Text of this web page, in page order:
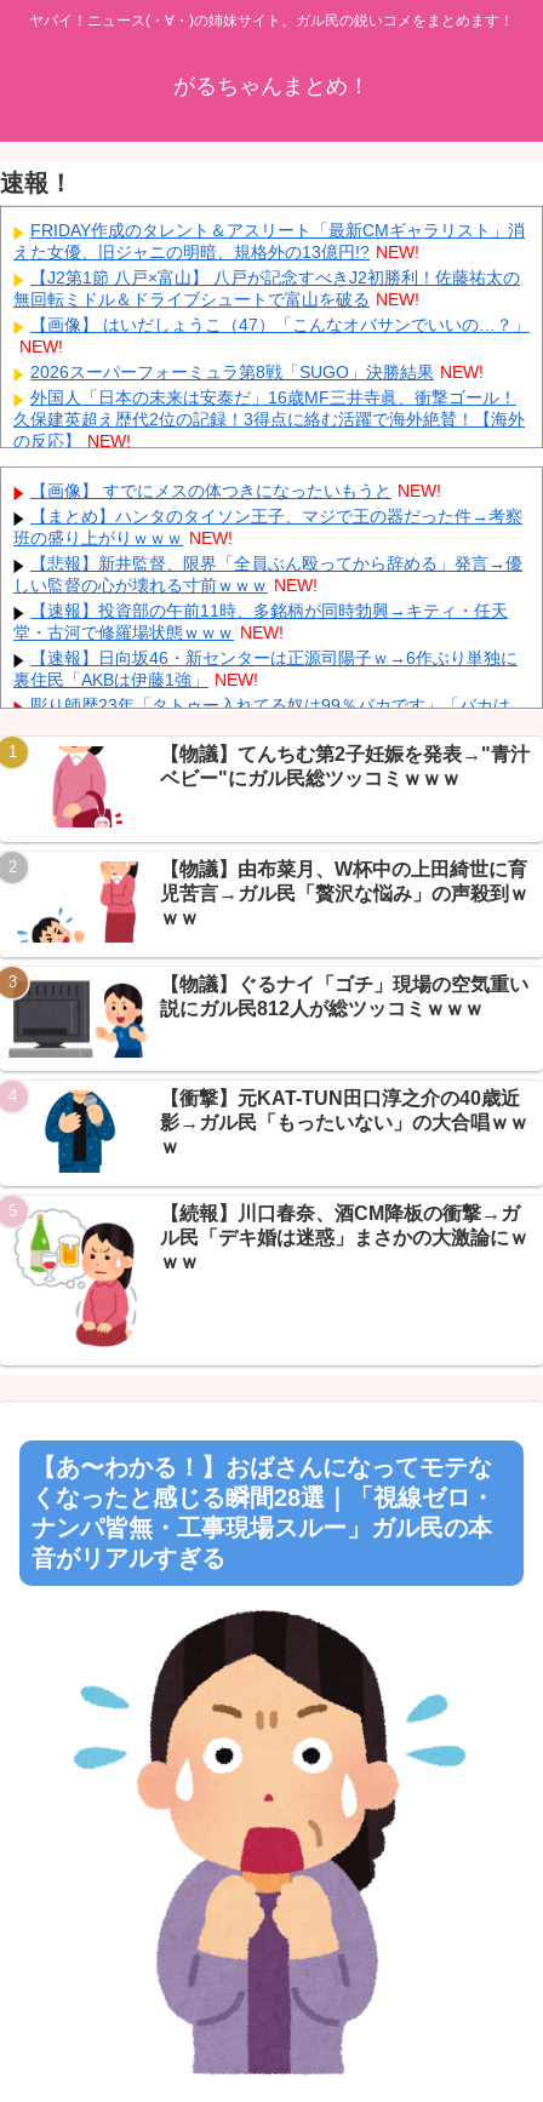
ヤバイ！ニュース(・∀・)の姉妹サイト。ガル民の鋭いコメをまとめます！
がるちゃんまとめ！
速報！
FRIDAY作成のタレント＆アスリート「最新CMギャラリスト」消
えた女優、旧ジャニの明暗、規格外の13億円!? NEW!
【J2第1節 八戸×富山】 八戸が記念すべきJ2初勝利！佐藤祐太の
無回転ミドル＆ドライブシュートで富山を破る NEW!
【画像】 はいだしょうこ（47）「こんなオバサンでいいの…？」
NEW!
2026スーパーフォーミュラ第8戦「SUGO」決勝結果 NEW!
外国人「日本の未来は安泰だ」16歳MF三井寺眞、衝撃ゴール！
久保建英超え歴代2位の記録！3得点に絡む活躍で海外絶賛！【海外
の反応】
NEW!
中国「大豪雨！」三峡ダム「基礎部分破損」中国「全力放流！」
台風13号「中国上陸予測」台風15号「中国接近（画像」中国「台風
同時上陸！（穀物生産が壊滅危機」→
NEW!
大学生ワイ、株で大儲けしてしまうｗｗｗｗｗｗｗｗｗｗ
【悲報】 メディアが使う主語デカ言葉の正体、ガチでこれだった
ｗｗｗｗ NEW!
【韓国株】 7月のKOSPI 28.9％下落…通貨危機を超える過去最大
の下げ幅 NEW!
【ニュース】 中国政府「台風１３号に三峡ダムが耐えられない！
全開放流しろ！」⇒ 下流域の街が壊滅状態ｗｗｗｗｗ
Powered by livedoor 相互RSS
【画像】 すでにメスの体つきになったいもうと NEW!
【まとめ】ハンタのタイソン王子、マジで王の器だった件→考察
班の盛り上がりｗｗｗ NEW!
【悲報】新井監督、限界「全員ぶん殴ってから辞める」発言→優
しい監督の心が壊れる寸前ｗｗｗ NEW!
【速報】投資部の午前11時、多銘柄が同時勃興→キティ・任天
堂・古河で修羅場状態ｗｗｗ NEW!
【速報】日向坂46・新センターは正源司陽子ｗ→6作ぶり単独に
裏住民「AKBは伊藤1強」
NEW!
彫り師歴23年「タトゥー入れてる奴は99％バカです」「バカは
ぶっちゃけ
【画像】 PS6と新型PSPのリーク写真ｗｗｗｗｗｗｗｗｗｗｗｗ
ｗｗｗｗｗｗｗ
【画像】 ちびまる子ちゃん、とんでもないガチャガチャを発売し
てしまうｗｗｗｗ NEW!
【悲報】ひろゆき氏「ネットにコメントする奴は暇人」→5ch民
「じゃあお前は？」の大反撃くらうｗｗｗ NEW!
兄が首吊った。理由はイジメ…俺の両親離婚で母は自サツし家庭
崩壊→首謀者を探しだした俺は会社と妻子を特定→結果、実刑受け
た。子に復讐されるだろ... NEW!
Powered by livedoor 相互RSS
【物議】てんちむ第2子妊娠を発表→"青汁
ベビー"にガル民総ツッコミｗｗｗ
【物議】由布菜月、W杯中の上田綺世に育
児苦言→ガル民「贅沢な悩み」の声殺到ｗ
ｗｗ
【物議】ぐるナイ「ゴチ」現場の空気重い
説にガル民812人が総ツッコミｗｗｗ
【衝撃】元KAT-TUN田口淳之介の40歳近
影→ガル民「もったいない」の大合唱ｗｗ
ｗ
【続報】川口春奈、酒CM降板の衝撃→ガ
ル民「デキ婚は迷惑」まさかの大激論にｗ
ｗｗ
【あ〜わかる！】おばさんになってモテな
くなったと感じる瞬間28選｜「視線ゼロ・
ナンパ皆無・工事現場スルー」ガル民の本
音がリアルすぎる